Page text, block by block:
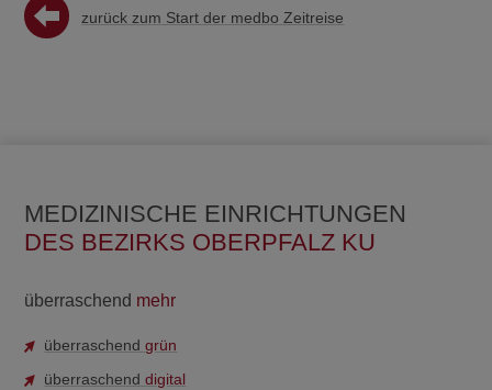
zurück zum Start der medbo Zeitreise
MEDIZINISCHE EINRICHTUNGEN
DES BEZIRKS OBERPFALZ KU
überraschend mehr
überraschendgrün
überraschenddigital